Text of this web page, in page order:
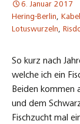
6. Januar 2017
Hering-Berlin,
Lotuswurzeln,
So kurz nach
welche ich ein
Beiden kommen
und dem
Fischzucht mal